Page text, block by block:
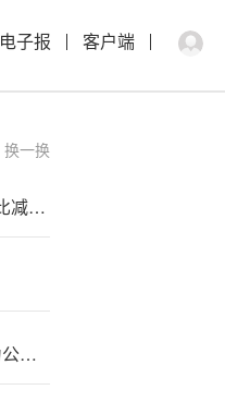
电子报 客户端
换一换
承德露露：前?三季?度营收同比减少9.42%
安泰科技{：}专家咨询委员会为公司产业技术发展提供智力支持